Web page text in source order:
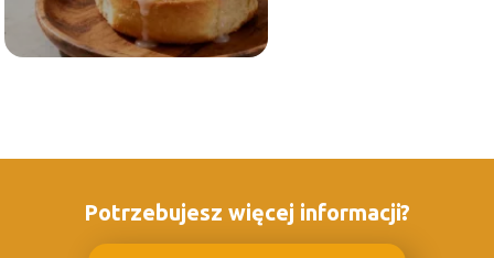
Potrzebujesz więcej informacji?